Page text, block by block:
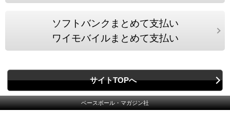
ソフトバンクまとめて支払い
ワイモバイルまとめて支払い
サイトTOPへ
ベースボール・マガジン社